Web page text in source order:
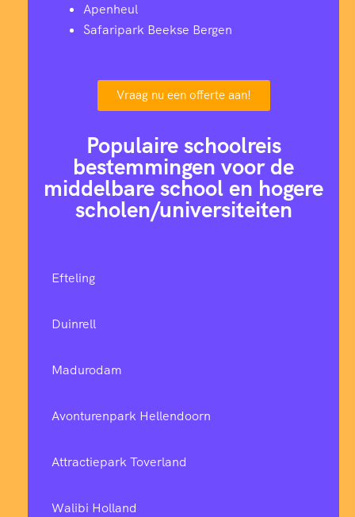
Apenheul
Safaripark Beekse Bergen
Vraag nu een offerte aan!
Populaire schoolreis
bestemmingen voor de
middelbare school en hogere
scholen/universiteiten
Efteling
Duinrell
Madurodam
Avonturenpark Hellendoorn
Attractiepark Toverland
Walibi Holland